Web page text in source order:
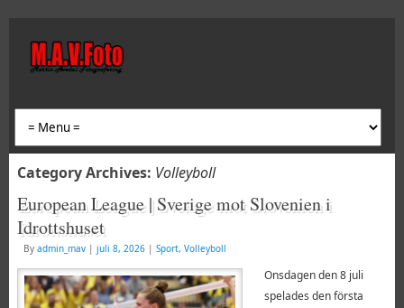
Category Archives: Volleyboll
European League | Sverige mot Slovenien i
Idrottshuset
By admin_mav | juli 8, 2026 | Sport, Volleyboll
Onsdagen den 8 juli
spelades den första